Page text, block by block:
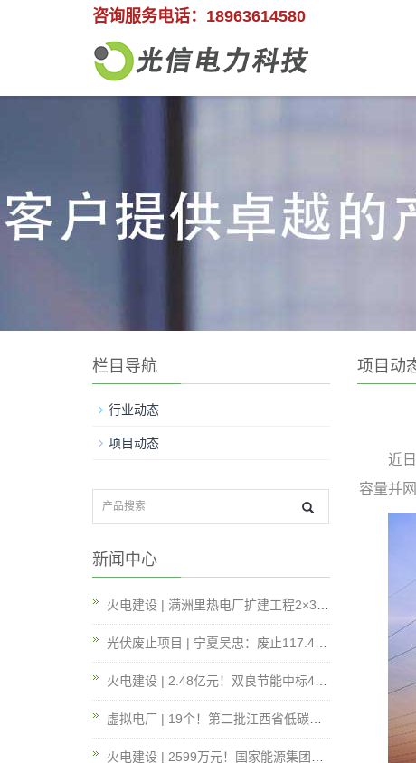
咨询服务电话：18963614580
项目动
近
容量并网
栏目导航
行业动态
项目动态
新闻中心